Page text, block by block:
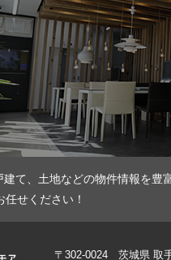
て、土地などの物件情報を
せください！
〒302-0024 茨城県 取